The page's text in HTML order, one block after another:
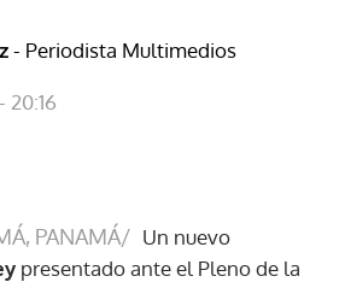
- Periodista Multimedios
20:16
PANAMÁ/ Un nuevo
presentado ante el Pleno de la